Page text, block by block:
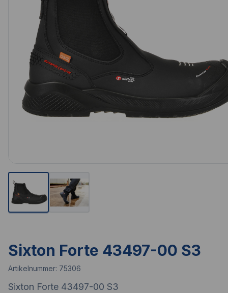
Sixton Forte 43497-00 S3
Artikelnummer: 75306
Sixton Forte 43497-00 S3